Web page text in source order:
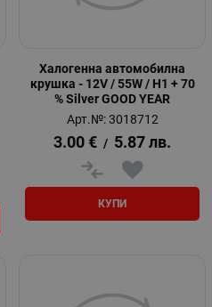
Халогенна автомобилна
крушка - 12V / 55W / H1 + 70
% Silver GOOD YEAR
Арт.№: 3018712
3.00 € / 5.87 лв.
КУПИ